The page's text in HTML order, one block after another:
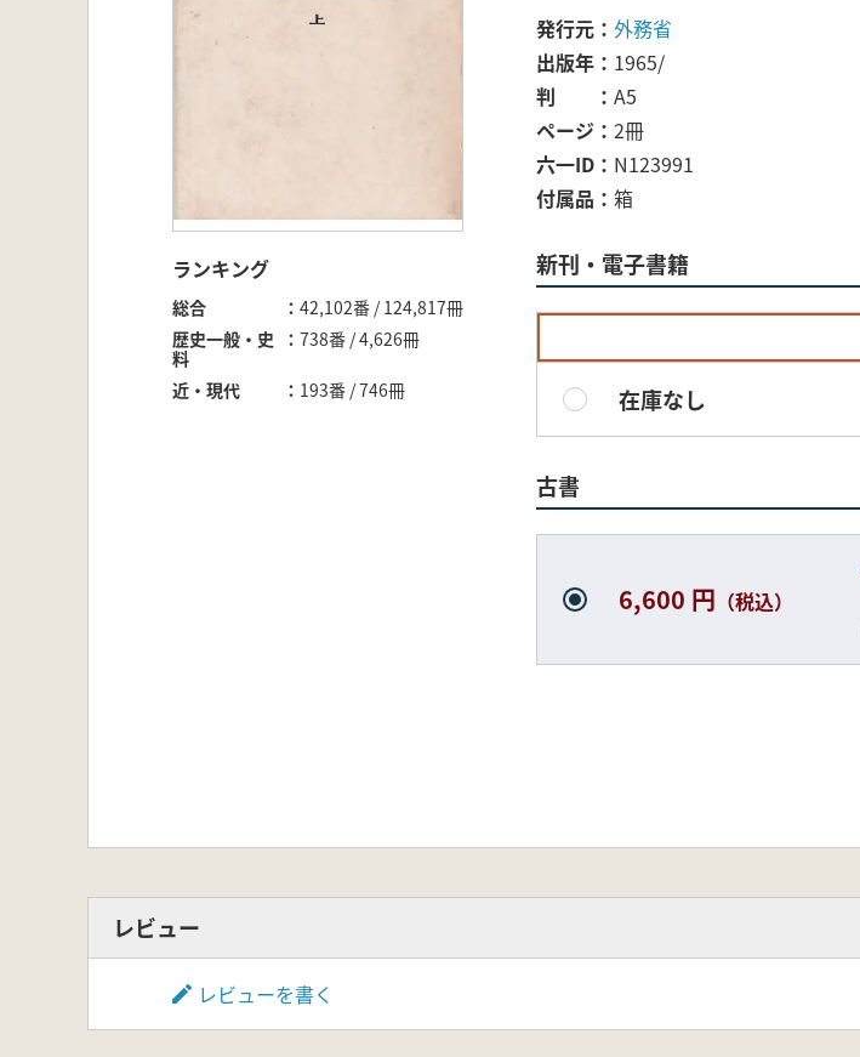
ランキング
総合
42,102番 / 124,817冊
歴史一般・史
料
738番 / 4,626冊
近・現代 193番 / 746冊
発行元
外務省
出版年
1965/
判
A5
ページ
2冊
六一ID
N123991
付属品
箱
新刊・電子書籍
在庫なし
古書
6,600 円 （税込）
レビュー
レビューを書く